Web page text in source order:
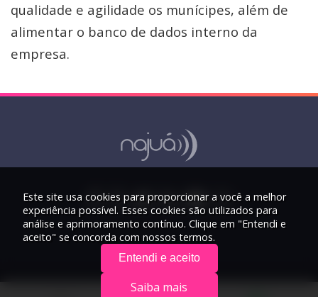
qualidade e agilidade os munícipes, além de
alimentar o banco de dados interno da
empresa.
Este site usa cookies para proporcionar a você a melhor
experiência possível. Esses cookies são utilizados para
análise e aprimoramento contínuo. Clique em "Entendi e
aceito" se concorda com nossos termos.
Entendi e aceito
Saiba mais